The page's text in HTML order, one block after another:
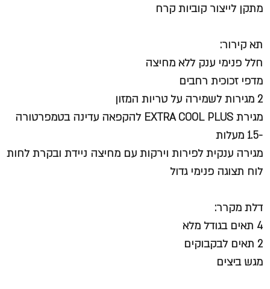
מתקן לייצור קוביות קרח
תא קירור:
חלל פנימי ענק ללא מחיצה
מדפי זכוכית רחבים
2 מגירות לשמירה על טריות המזון
מגירת EXTRA COOL PLUS להקפאה עדינה בטמפרטורה
-1.5 מעלות
מגירה ענקית לפירות וירקות עם מחיצה ניידת ובקרת לחות
לוח תצוגה פנימי גדול
דלת מקרר:
4 תאים בגודל מלא
2 תאים לבקבוקים
מגש ביצים